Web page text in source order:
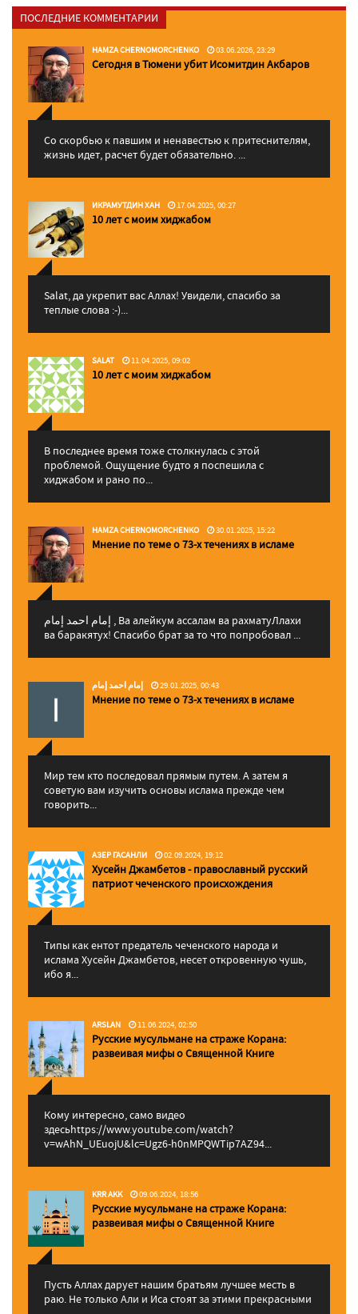
ПОСЛЕДНИЕ КОММЕНТАРИИ
HAMZA CHERNOMORCHENKO 03.06.2026, 23:29
Сегодня в Тюмени убит Исомитдин Акбаров
Со скорбью к павшим и ненавестью к притеснителям,
жизнь идет, расчет будет обязательно. ...
ИКРАМУТДИН ХАН 17.04.2025, 00:27
10 лет с моим хиджабом
Salat, да укрепит вас Аллаx! Увидели, спасибо за
теплые слова :-)...
SALAT 11.04.2025, 09:02
10 лет с моим хиджабом
В последнее время тоже столкнулась с этой
проблемой. Ощущение будто я поспешила с
хиджабом и рано по...
HAMZA CHERNOMORCHENKO 30.01.2025, 15:22
Мнение по теме о 73-х течениях в исламе
إمام احمد إمام , Ва алейкум ассалам ва рахматуЛлахи
ва баракятух! Спасибо брат за то что попробовал ...
إمام احمد إمام 29.01.2025, 00:43
Мнение по теме о 73-х течениях в исламе
Мир тем кто последовал прямым путем. А затем я
советую вам изучить основы ислама прежде чем
говорить...
АЗЕР ГАСАНЛИ 02.09.2024, 19:12
Хусейн Джамбетов - православный русский
патриот чеченского происхождения
Типы как ентот предатель чеченского народа и
ислама Хусейн Джамбетов, несет откровенную чушь,
ибо я...
ARSLAN 11.06.2024, 02:50
Русские мусульмане на страже Корана:
pазвеивая мифы о Священной Книге
Кому интересно, само видео
здесьhttps://www.youtube.com/watch?
v=wAhN_UEuojU&lc=Ugz6-h0nMPQWTip7AZ94...
KRR AKK 09.06.2024, 18:56
Русские мусульмане на страже Корана:
pазвеивая мифы о Священной Книге
Пусть Аллах дарует нашим братьям лучшее месть в
раю. Не только Али и Иса стоят за этими прекрасными